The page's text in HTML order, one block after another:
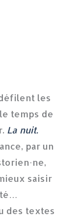
les
temps de
La nuit.
par un
saisir
des textes